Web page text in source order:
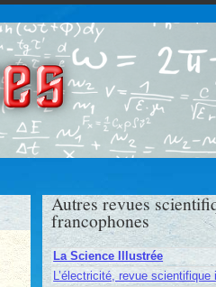
Autres revues
francophones
La Science Illustrée
L’électricité, revue scientifique